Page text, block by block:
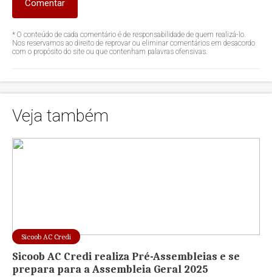
Comentar
* O conteúdo de cada comentário é de responsabilidade de quem realizá-lo.
Nos reservamos ao direito de reprovar ou eliminar comentários em desacordo
com o propósito do site ou que contenham palavras ofensivas.
Veja também
Sicoob AC Credi
Sicoob AC Credi realiza Pré-Assembleias e se
prepara para a Assembleia Geral 2025